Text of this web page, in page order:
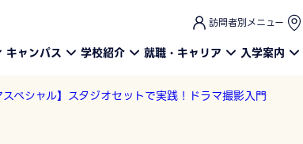
このページの本文へ
訪問者別メニュー
キャンパス 学校紹介 就職・キャリア 入学案内
スペシャル】スタジオセットで実践！ドラマ撮影入門